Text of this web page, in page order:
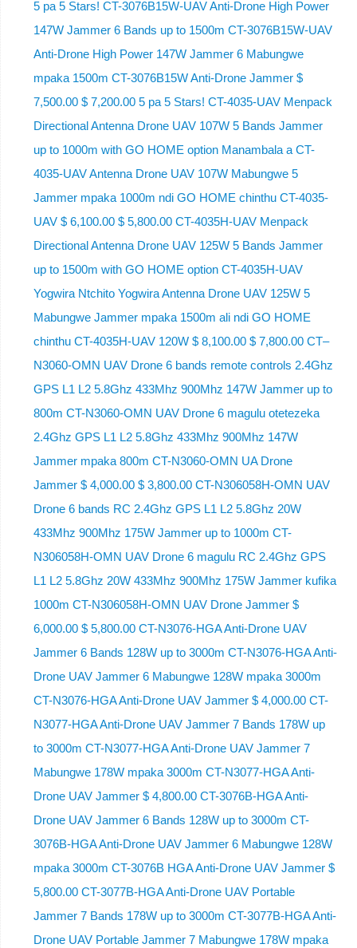
5 pa 5 Stars! CT-3076B15W-UAV Anti-Drone High Power
147W Jammer 6 Bands up to 1500m CT-3076B15W-UAV
Anti-Drone High Power 147W Jammer 6 Mabungwe
mpaka 1500m CT-3076B15W Anti-Drone Jammer $
7,500.00 $ 7,200.00 5 pa 5 Stars! CT-4035-UAV Menpack
Directional Antenna Drone UAV 107W 5 Bands Jammer
up to 1000m with GO HOME option Manambala a CT-
4035-UAV Antenna Drone UAV 107W Mabungwe 5
Jammer mpaka 1000m ndi GO HOME chinthu CT-4035-
UAV $ 6,100.00 $ 5,800.00 CT-4035H-UAV Menpack
Directional Antenna Drone UAV 125W 5 Bands Jammer
up to 1500m with GO HOME option CT-4035H-UAV
Yogwira Ntchito Yogwira Antenna Drone UAV 125W 5
Mabungwe Jammer mpaka 1500m ali ndi GO HOME
chinthu CT-4035H-UAV 120W $ 8,100.00 $ 7,800.00 CT–
N3060-OMN UAV Drone 6 bands remote controls 2.4Ghz
GPS L1 L2 5.8Ghz 433Mhz 900Mhz 147W Jammer up to
800m CT-N3060-OMN UAV Drone 6 magulu otetezeka
2.4Ghz GPS L1 L2 5.8Ghz 433Mhz 900Mhz 147W
Jammer mpaka 800m CT-N3060-OMN UA Drone
Jammer $ 4,000.00 $ 3,800.00 CT-N306058H-OMN UAV
Drone 6 bands RC 2.4Ghz GPS L1 L2 5.8Ghz 20W
433Mhz 900Mhz 175W Jammer up to 1000m CT-
N306058H-OMN UAV Drone 6 magulu RC 2.4Ghz GPS
L1 L2 5.8Ghz 20W 433Mhz 900Mhz 175W Jammer kufika
1000m CT-N306058H-OMN UAV Drone Jammer $
6,000.00 $ 5,800.00 CT-N3076-HGA Anti-Drone UAV
Jammer 6 Bands 128W up to 3000m CT-N3076-HGA ​​Anti-
Drone UAV Jammer 6 Mabungwe 128W mpaka 3000m
CT-N3076-HGA ​​Anti-Drone UAV Jammer $ 4,000.00 CT-
N3077-HGA Anti-Drone UAV Jammer 7 Bands 178W up
to 3000m CT-N3077-HGA Anti-Drone UAV Jammer 7
Mabungwe 178W mpaka 3000m CT-N3077-HGA Anti-
Drone UAV Jammer $ 4,800.00 CT-3076B-HGA Anti-
Drone UAV Jammer 6 Bands 128W up to 3000m CT-
3076B-HGA Anti-Drone UAV Jammer 6 Mabungwe 128W
mpaka 3000m CT-3076B HGA Anti-Drone UAV Jammer $
5,800.00 CT-3077B-HGA Anti-Drone UAV Portable
Jammer 7 Bands 178W up to 3000m CT-3077B-HGA Anti-
Drone UAV Portable Jammer 7 Mabungwe 178W mpaka